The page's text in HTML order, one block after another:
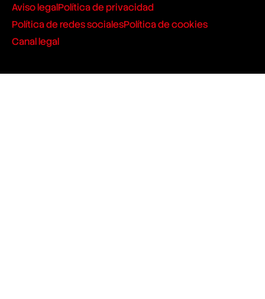
Aviso legalPolítica de privacidad
Política de redes socialesPolítica de cookies
Canal legal